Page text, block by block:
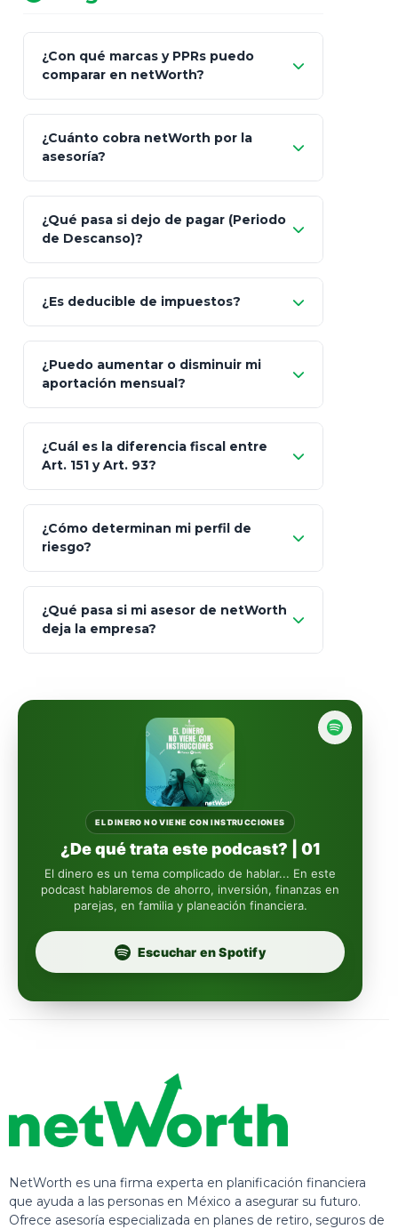
NetWorth es una firma experta en planificación financiera
que ayuda a las personas en México a asegurar su futuro.
Ofrece asesoría especializada en planes de retiro, seguros de
¿Con qué marcas y PPRs puedo
comparar en netWorth?
GNP (Proyecta)
Seguros Monterrey
Skandia (Crea)
MetLife (MetaLife)
Prudential
Fintual
Principal
Sura
Insignia Life
Profuturo
¿Cuánto cobra netWorth por la
asesoría?
¿Qué pasa si dejo de pagar (Periodo
de Descanso)?
¿Es deducible de impuestos?
¿Puedo aumentar o disminuir mi
aportación mensual?
¿Cuál es la diferencia fiscal entre
Art. 151 y Art. 93?
Art.
93
totalmente
libres de impuestos
¿Cómo determinan mi perfil de
riesgo?
¿Qué pasa si mi asesor de netWorth
deja la empresa?
automáticamente
EL DINERO NO VIENE CON INSTRUCCIONES
¿De qué trata este podcast? | 01
El dinero es un tema complicado de hablar... En este
podcast hablaremos de ahorro, inversión, finanzas en
parejas, en familia y planeación financiera.
Escuchar en Spotify